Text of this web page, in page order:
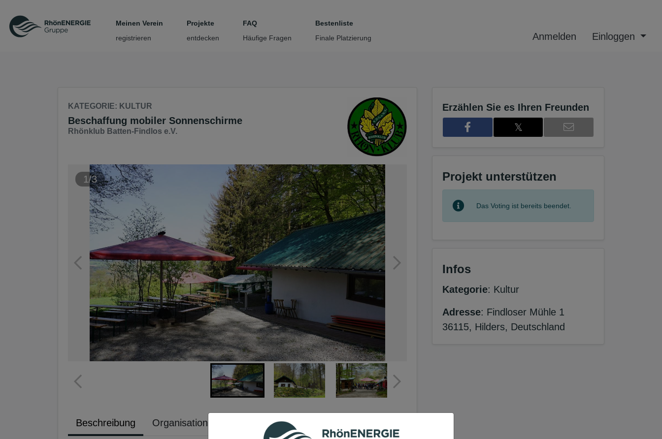
Seite
Meinen Verein
registrieren
Projekte
entdecken
FAQ
Häufige Fragen
Bestenliste
Finale Platzierung
Anmelden Einloggen
KATEGORIE: KULTUR
Beschaffung mobiler Sonnenschirme
Rhönklub Batten-Findlos e.V.
1/3 2/3
Beschreibung Organisation
Erzählen Sie es Ihren Freunden
𝕏
Projekt unterstützen
Das Voting ist bereits beendet.
Infos
Kategorie: Kultur
Adresse: Findloser Mühle 1
36115, Hilders, Deutschland